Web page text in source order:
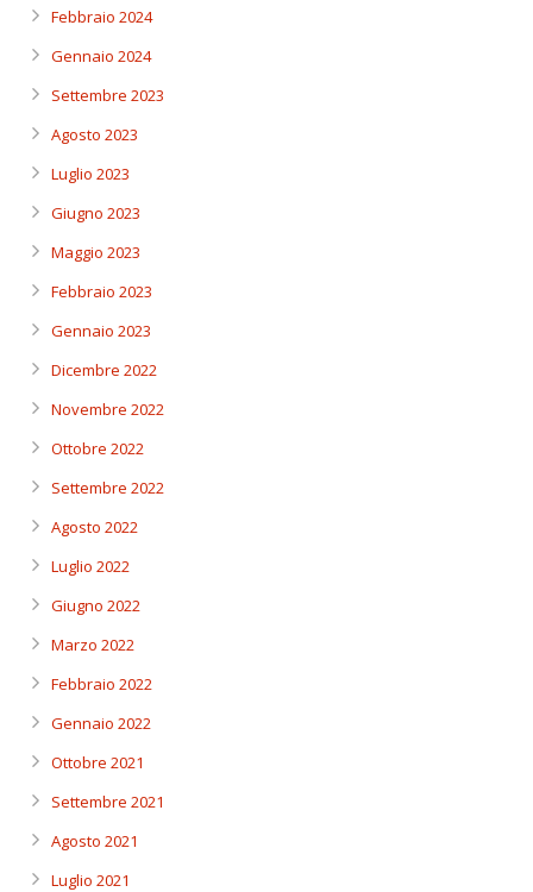
Febbraio 2024
Gennaio 2024
Settembre 2023
Agosto 2023
Luglio 2023
Giugno 2023
Maggio 2023
Febbraio 2023
Gennaio 2023
Dicembre 2022
Novembre 2022
Ottobre 2022
Settembre 2022
Agosto 2022
Luglio 2022
Giugno 2022
Marzo 2022
Febbraio 2022
Gennaio 2022
Ottobre 2021
Settembre 2021
Agosto 2021
Luglio 2021